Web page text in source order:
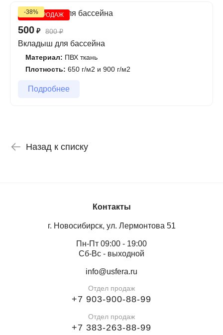
ХИТ ПРОДАЖ
-38%
500 ₽ 800₽
Вкладыш для бассейна
Материал: ПВХ ткань
Плотность: 650 г/м2 и 900 г/м2
Подробнее
Назад к списку
Контакты
г. Новосибирск, ул. Лермонтова 51
Пн-Пт 09:00 - 19:00
Сб-Вс - выходной
info@usfera.ru
Отдел продаж
+7 903-900-88-99
Отдел продаж
+7 383-263-88-99